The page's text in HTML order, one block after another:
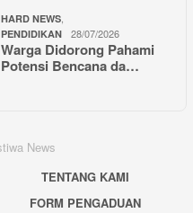
HARD NEWS
PENDIDIKAN 28/07/2026
Warga Didorong Pahami
Potensi Bencana da…
TENTANG KAMI
FORM PENGADUAN